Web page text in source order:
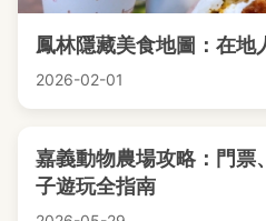
鳳林隱藏美食地圖：在地
2026-02-01
嘉義動物農場攻略：門票
子遊玩全指南